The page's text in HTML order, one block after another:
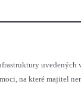
uvedených
na které majitel